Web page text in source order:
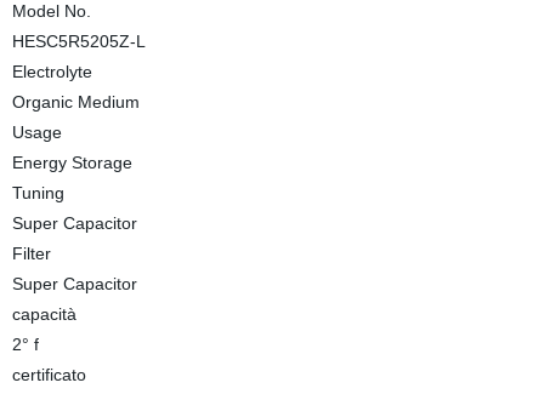
Model No.
HESC5R5205Z-L
Electrolyte
Organic Medium
Usage
Energy Storage
Tuning
Super Capacitor
Filter
Super Capacitor
capacità
2° f
certificato